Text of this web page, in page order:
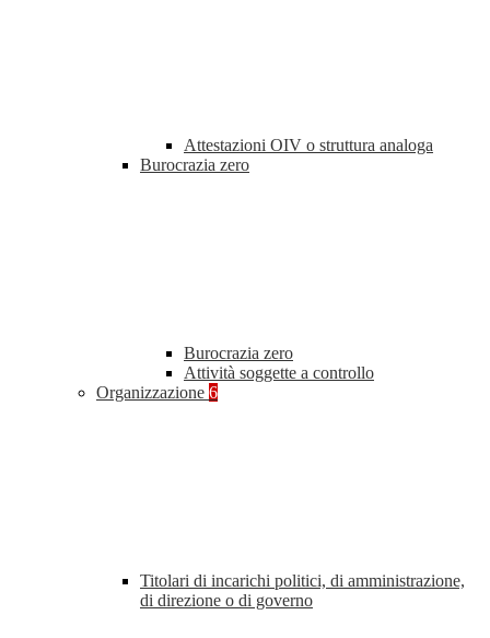
Attestazioni OIV o struttura analoga
Burocrazia zero
Burocrazia zero
Attività soggette a controllo
Organizzazione 6
Titolari di incarichi politici, di amministrazione,
di direzione o di governo